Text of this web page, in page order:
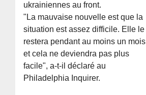
ukrainiennes au front.
"La mauvaise nouvelle est que la
situation est assez difficile. Elle le
restera pendant au moins un mois
et cela ne deviendra pas plus
facile", a-t-il déclaré au
Philadelphia Inquirer.